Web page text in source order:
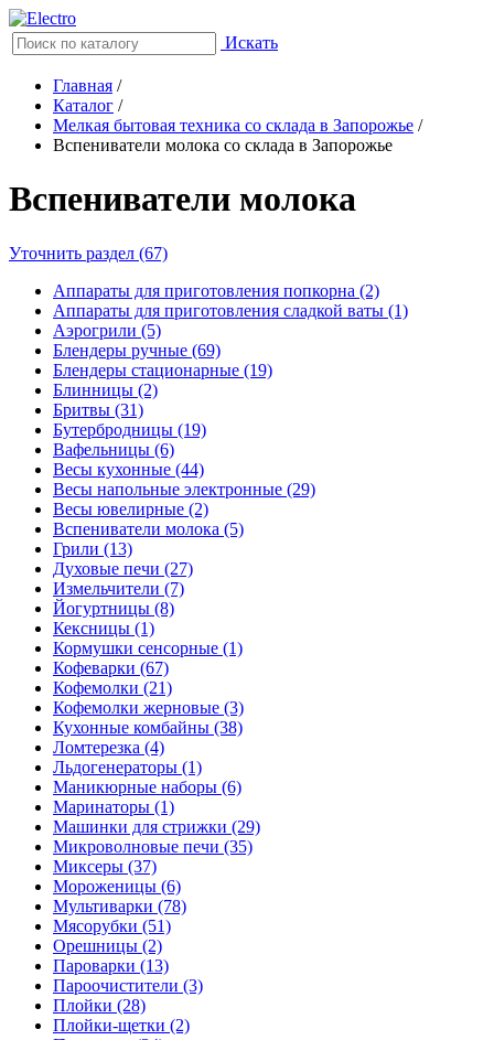
Искать
Главная /
Каталог /
Мелкая бытовая техника со склада в Запорожье /
Вспениватели молока со склада в Запорожье
Вспениватели молока
Уточнить раздел (67)
Аппараты для приготовления попкорна (2)
Аппараты для приготовления сладкой ваты (1)
Аэрогрили (5)
Блендеры ручные (69)
Блендеры стационарные (19)
Блинницы (2)
Бритвы (31)
Бутербродницы (19)
Вафельницы (6)
Весы кухонные (44)
Весы напольные электронные (29)
Весы ювелирные (2)
Вспениватели молока (5)
Грили (13)
Духовые печи (27)
Измельчители (7)
Йогуртницы (8)
Кексницы (1)
Кормушки сенсорные (1)
Кофеварки (67)
Кофемолки (21)
Кофемолки жерновые (3)
Кухонные комбайны (38)
Ломтерезка (4)
Льдогенераторы (1)
Маникюрные наборы (6)
Маринаторы (1)
Машинки для стрижки (29)
Микроволновые печи (35)
Миксеры (37)
Мороженицы (6)
Мультиварки (78)
Мясорубки (51)
Орешницы (2)
Пароварки (13)
Пароочистители (3)
Плойки (28)
Плойки-щетки (2)